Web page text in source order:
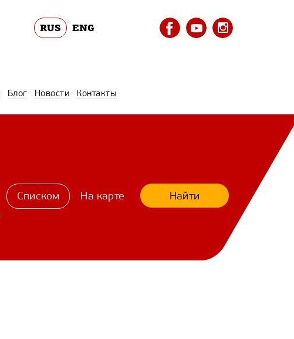
RUS ENG
Блог Новости Контакты
Списком
На карте Найти